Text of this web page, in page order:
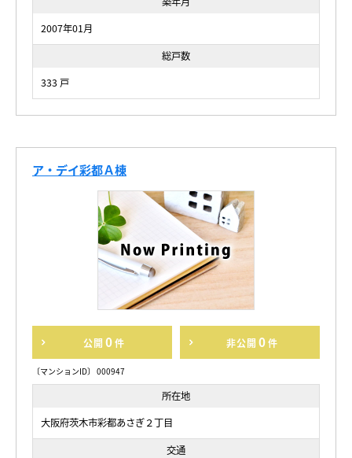
2007年01月
総戸数
333 戸
ア・デイ彩都Ａ棟
公開 0件 非公開 0件
〔マンションID〕 000947
所在地
大阪府茨木市彩都あさぎ２丁目
交通